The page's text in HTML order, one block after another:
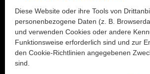
KONTAKT
Seilereistrasse 19
3114 Wichtrach
+41 (0)31 781 01 77
Diese Website oder ihre Tools von
personenbezogene Daten (z. B.
und verwenden Cookies oder andere
Funktionsweise erforderlich sind und zur
den Cookie-Richtlinien angegebenen
sind.